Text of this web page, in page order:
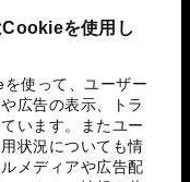
を使用し
使って、ユーザー
広告の表示、トラ
います。またユー
状況についても情
メディアや広告配
Implications